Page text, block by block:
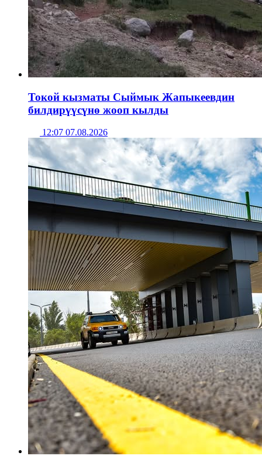
Токой кызматы Сыймык Жапыкеевдин
билдирүүсүнө жооп кылды
12:07 07.08.2026